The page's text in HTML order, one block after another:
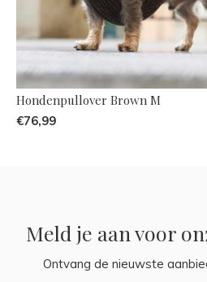
Hondenpullover Brown M
€76,99
Meld je aan voor
Ontvang de nieuwste